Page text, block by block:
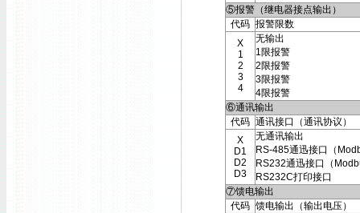
⑤报警（继电器接点输出）
代码 报警限数
X
1
2
3
4
无输出
1限报警
2限报警
3限报警
4限报警
⑥通讯输出
代码 通讯接口（通讯协议）
X
D1
D2
D3
无通讯输出
RS-485通迅接口（
RS232通迅接口（
RS232C打印接口
⑦馈电输出
代码 馈电输出（输出电压）